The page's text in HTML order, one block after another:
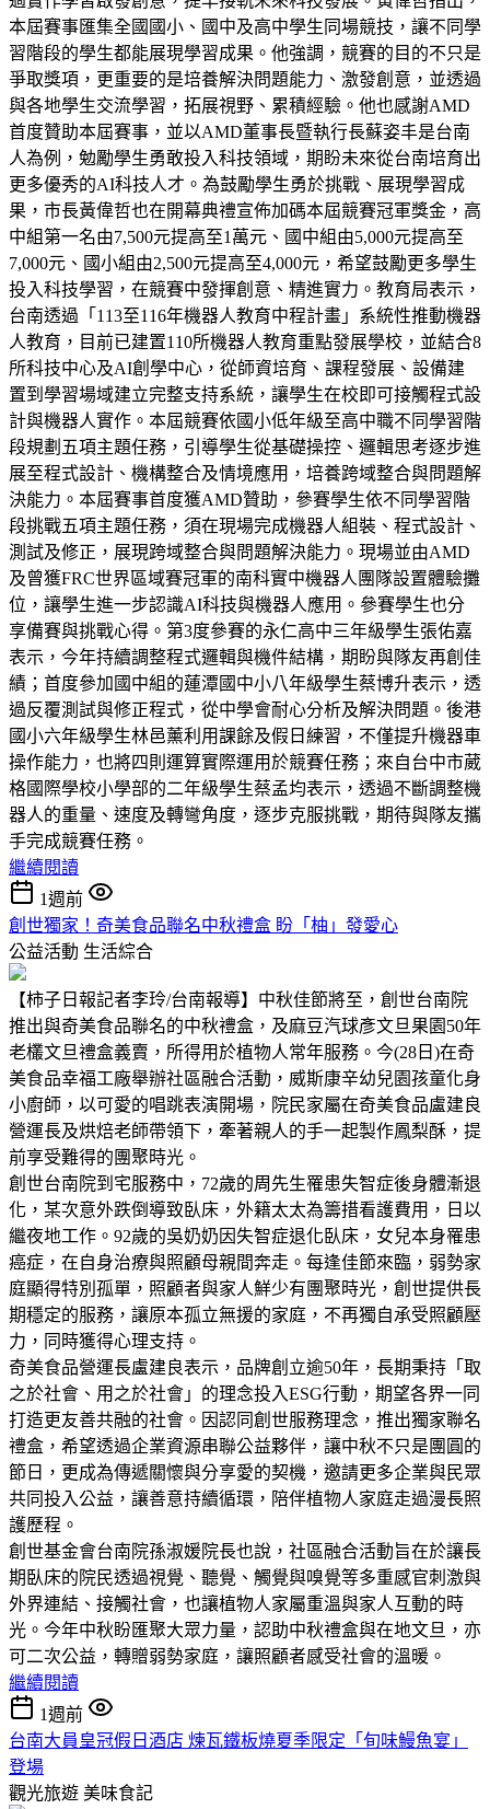
本屆賽事匯集全國國小、國中及高中學生同場競技，讓不同學
習階段的學生都能展現學習成果。他強調，競賽的目的不只是
爭取獎項，更重要的是培養解決問題能力、激發創意，並透過
與各地學生交流學習，拓展視野、累積經驗。他也感謝AMD
首度贊助本屆賽事，並以AMD董事長暨執行長蘇姿丰是台南
人為例，勉勵學生勇敢投入科技領域，期盼未來從台南培育出
更多優秀的AI科技人才。為鼓勵學生勇於挑戰、展現學習成
果，市長黃偉哲也在開幕典禮宣佈加碼本屆競賽冠軍獎金，高
中組第一名由7,500元提高至1萬元、國中組由5,000元提高至
7,000元、國小組由2,500元提高至4,000元，希望鼓勵更多學生
投入科技學習，在競賽中發揮創意、精進實力。教育局表示，
台南透過「113至116年機器人教育中程計畫」系統性推動機器
人教育，目前已建置110所機器人教育重點發展學校，並結合8
所科技中心及AI創學中心，從師資培育、課程發展、設備建
置到學習場域建立完整支持系統，讓學生在校即可接觸程式設
計與機器人實作。本屆競賽依國小低年級至高中職不同學習階
段規劃五項主題任務，引導學生從基礎操控、邏輯思考逐步進
展至程式設計、機構整合及情境應用，培養跨域整合與問題解
決能力。本屆賽事首度獲AMD贊助，參賽學生依不同學習階
段挑戰五項主題任務，須在現場完成機器人組裝、程式設計、
測試及修正，展現跨域整合與問題解決能力。現場並由AMD
及曾獲FRC世界區域賽冠軍的南科實中機器人團隊設置體驗攤
位，讓學生進一步認識AI科技與機器人應用。參賽學生也分
享備賽與挑戰心得。第3度參賽的永仁高中三年級學生張佑嘉
表示，今年持續調整程式邏輯與機件結構，期盼與隊友再創佳
績；首度參加國中組的蓮潭國中小八年級學生蔡博升表示，透
過反覆測試與修正程式，從中學會耐心分析及解決問題。後港
國小六年級學生林邑薰利用課餘及假日練習，不僅提升機器車
操作能力，也將四則運算實際運用於競賽任務；來自台中市葳
格國際學校小學部的二年級學生蔡孟均表示，透過不斷調整機
器人的重量、速度及轉彎角度，逐步克服挑戰，期待與隊友攜
手完成競賽任務。
繼續閱讀
1週前
創世獨家！奇美食品聯名中秋禮盒 盼「柚」發愛心
公益活動 生活綜合
【柿子日報記者李玲/台南報導】中秋佳節將至，創世台南院
推出與奇美食品聯名的中秋禮盒，及麻豆汽球彥文旦果園50年
老欉文旦禮盒義賣，所得用於植物人常年服務。今(28日)在奇
美食品幸福工廠舉辦社區融合活動，威斯康辛幼兒園孩童化身
小廚師，以可愛的唱跳表演開場，院民家屬在奇美食品盧建良
營運長及烘焙老師帶領下，牽著親人的手一起製作鳳梨酥，提
前享受難得的團聚時光。
創世台南院到宅服務中，72歲的周先生罹患失智症後身體漸退
化，某次意外跌倒導致臥床，外籍太太為籌措看護費用，日以
繼夜地工作。92歲的吳奶奶因失智症退化臥床，女兒本身罹患
癌症，在自身治療與照顧母親間奔走。每逢佳節來臨，弱勢家
庭顯得特別孤單，照顧者與家人鮮少有團聚時光，創世提供長
期穩定的服務，讓原本孤立無援的家庭，不再獨自承受照顧壓
力，同時獲得心理支持。
奇美食品營運長盧建良表示，品牌創立逾50年，長期秉持「取
之於社會、用之於社會」的理念投入ESG行動，期望各界一同
打造更友善共融的社會。因認同創世服務理念，推出獨家聯名
禮盒，希望透過企業資源串聯公益夥伴，讓中秋不只是團圓的
節日，更成為傳遞關懷與分享愛的契機，邀請更多企業與民眾
共同投入公益，讓善意持續循環，陪伴植物人家庭走過漫長照
護歷程。
創世基金會台南院孫淑媛院長也說，社區融合活動旨在於讓長
期臥床的院民透過視覺、聽覺、觸覺與嗅覺等多重感官刺激與
外界連結、接觸社會，也讓植物人家屬重溫與家人互動的時
光。今年中秋盼匯聚大眾力量，認助中秋禮盒與在地文旦，亦
可二次公益，轉贈弱勢家庭，讓照顧者感受社會的溫暖。
繼續閱讀
1週前
台南大員皇冠假日酒店 煉瓦鐵板燒夏季限定「旬味鰻魚宴」
登場
觀光旅遊 美味食記